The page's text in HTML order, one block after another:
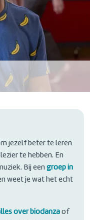
jezelf beter te leren
te hebben. En
Bij een groep in
weet je wat het echt
over biodanzaof